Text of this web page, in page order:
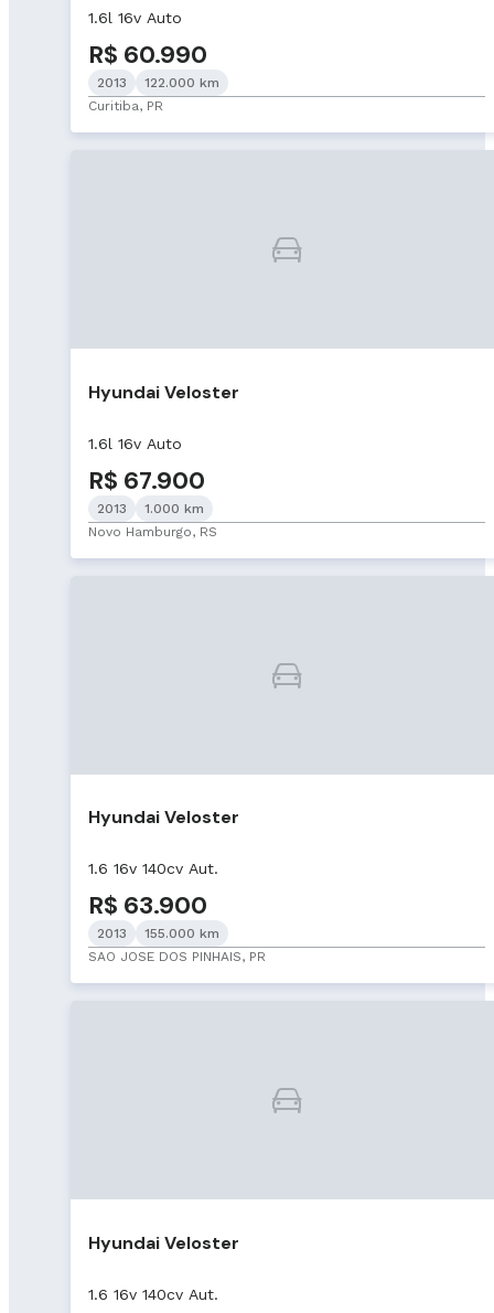
1.6l 16v Auto
R$ 60.990
2013
122.000 km
Curitiba, PR
Hyundai Veloster
1.6l 16v Auto
R$ 67.900
2013
1.000 km
Novo Hamburgo, RS
Hyundai Veloster
1.6 16v 140cv Aut.
R$ 63.900
2013
155.000 km
SAO JOSE DOS PINHAIS, PR
Hyundai Veloster
1.6 16v 140cv Aut.